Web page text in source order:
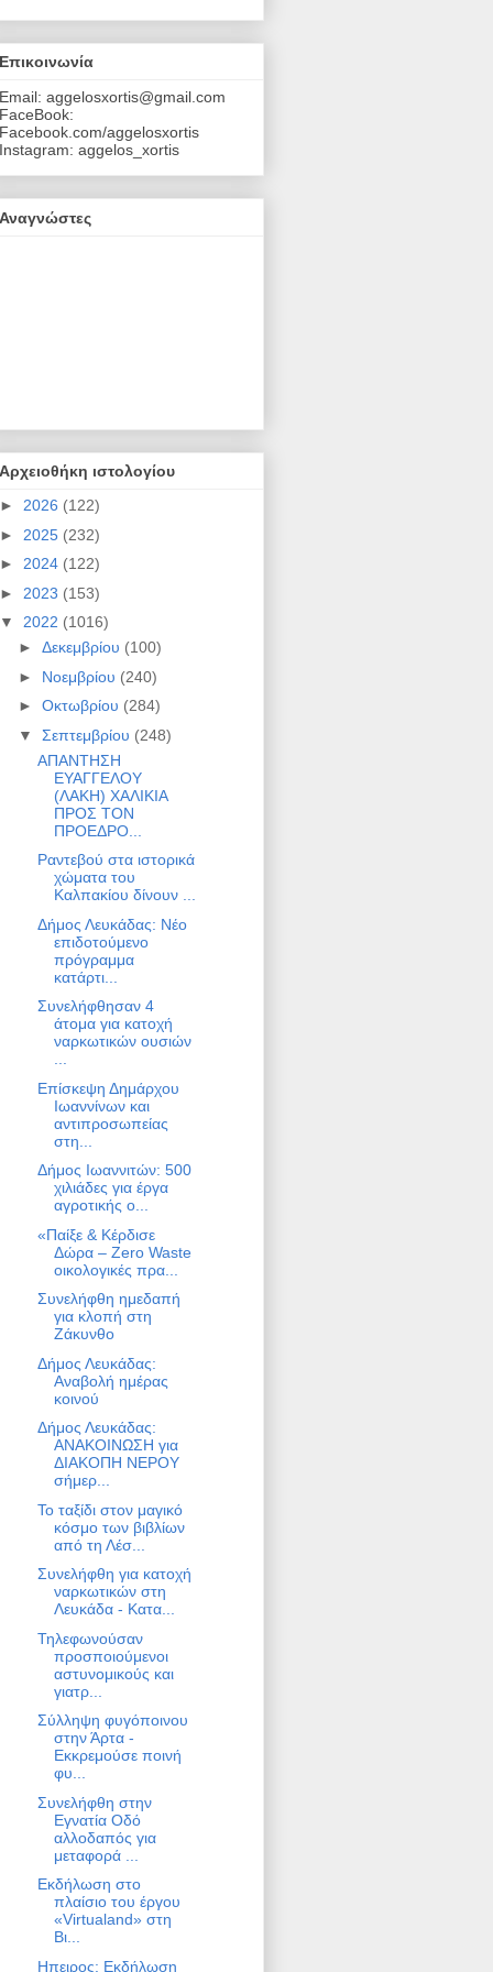
Επικοινωνία
Email: aggelosxortis@gmail.com
FaceBook:
Facebook.com/aggelosxortis
Instagram: aggelos_xortis
Αναγνώστες
Αρχειοθήκη ιστολογίου
► 2026 (122)
► 2025 (232)
► 2024 (122)
► 2023 (153)
▼ 2022 (1016)
► Δεκεμβρίου (100)
► Νοεμβρίου (240)
► Οκτωβρίου (284)
▼ Σεπτεμβρίου (248)
ΑΠΑΝΤΗΣΗ
ΕΥΑΓΓΕΛΟΥ
(ΛΑΚΗ) ΧΑΛΙΚΙΑ
ΠΡΟΣ ΤΟΝ
ΠΡΟΕΔΡΟ...
Ραντεβού στα ιστορικά
χώματα του
Καλπακίου δίνουν ...
Δήμος Λευκάδας: Νέο
επιδοτούμενο
πρόγραμμα
κατάρτι...
Συνελήφθησαν 4
άτομα για κατοχή
ναρκωτικών ουσιών
Επίσκεψη Δημάρχου
Ιωαννίνων και
αντιπροσωπείας
στη...
Δήμος Ιωαννιτών: 500
χιλιάδες για έργα
αγροτικής ο...
«Παίξε & Κέρδισε
Δώρα – Zero Waste
οικολογικές πρα...
Συνελήφθη ημεδαπή
για κλοπή στη
Ζάκυνθο
Δήμος Λευκάδας:
Αναβολή ημέρας
κοινού
Δήμος Λευκάδας:
ΑΝΑΚΟΙΝΩΣΗ για
ΔΙΑΚΟΠΗ ΝΕΡΟΥ
σήμερ...
Το ταξίδι στον μαγικό
κόσμο των βιβλίων
από τη Λέσ...
Συνελήφθη για κατοχή
ναρκωτικών στη
Λευκάδα - Κατα...
Τηλεφωνούσαν
προσποιούμενοι
αστυνομικούς και
γιατρ...
Σύλληψη φυγόποινου
στην Άρτα -
Εκκρεμούσε ποινή
φυ...
Συνελήφθη στην
Εγνατία Οδό
αλλοδαπός για
μεταφορά ...
Εκδήλωση στο
πλαίσιο του έργου
«Virtualand» στη
Βι...
Ηπειρος: Εκδήλωση